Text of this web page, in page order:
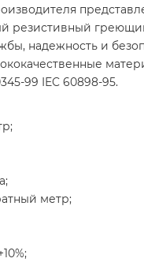
резистивный
надежность и
99 IEC 60898-95.
метр;